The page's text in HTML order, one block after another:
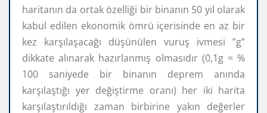
haritanın da ortak özelliği bir binanın 50 yıl olarak
kabul edilen ekonomik ömrü içerisinde en az bir
kez karşılaşacağı düşünülen vuruş ivmesi ”g”
dikkate alınarak hazırlanmış olmasıdır (0,1g = %
100 saniyede bir binanın deprem anında
karşılaştığı yer değiştirme oranı) her iki harita
karşılaştırıldığı zaman birbirine yakın değerler